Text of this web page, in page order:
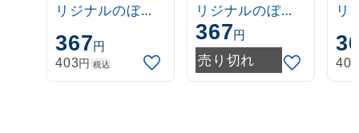
リジナルのぼり
ポール 1.6～3m
伸縮式 白
(30537***)
367円
403円 税込
リジナルのぼり
ポール 1.6～3m
伸縮式 緑
(30537GRN)
367円
売り切れ
リ
ポ
伸
403